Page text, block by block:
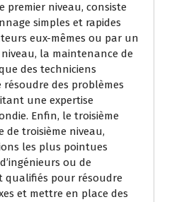
premier niveau, consiste
simples et rapides
eux-mêmes ou par un
la maintenance de
des techniciens
résoudre des problèmes
une expertise
Enfin, le troisième
de troisième niveau,
les plus pointues
ou de
qualifiés pour résoudre
et mettre en place des